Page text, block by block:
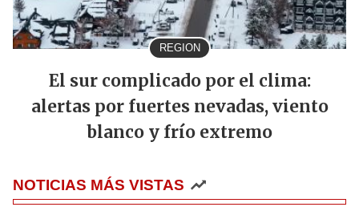
REGION
El sur complicado por el clima:
alertas por fuertes nevadas, viento
blanco y frío extremo
NOTICIAS MÁS VISTAS